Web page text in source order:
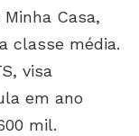
Casa,
classe média.
visa
em ano
mil.